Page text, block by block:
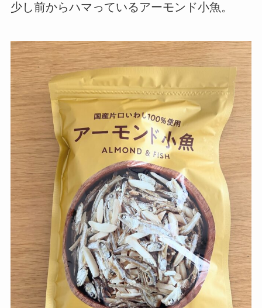
少し前からハマっているアーモンド小魚。